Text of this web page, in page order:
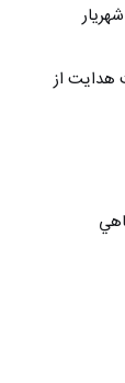
از